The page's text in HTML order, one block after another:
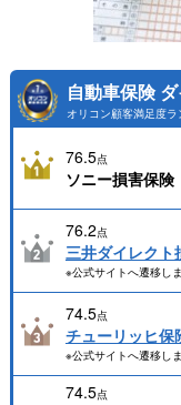
自動車保険
オリコン顧客満足度
76.5点
ソニー損害保険
76.2点
三井ダイレクト
※公式サイトへ遷移しま
74.5点
チューリッヒ保
※公式サイトへ遷移しま
74.5点